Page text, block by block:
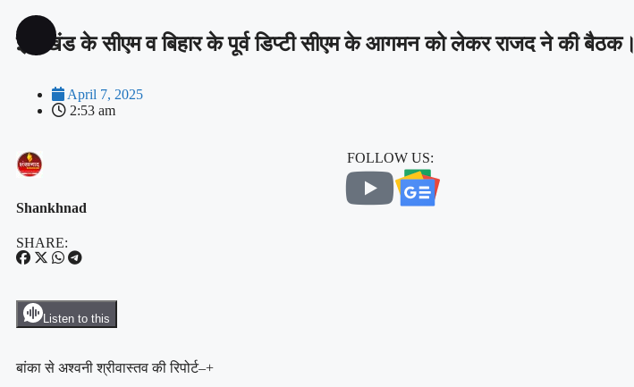
झारखंड के सीएम व बिहार के पूर्व डिप्टी सीएम के आगमन को लेकर राजद ने की बैठक।
April 7, 2025
2:53 am
Shankhnad
FOLLOW US:
SHARE:
Listen to this
बांका से अश्वनी श्रीवास्तव की रिपोर्ट–+